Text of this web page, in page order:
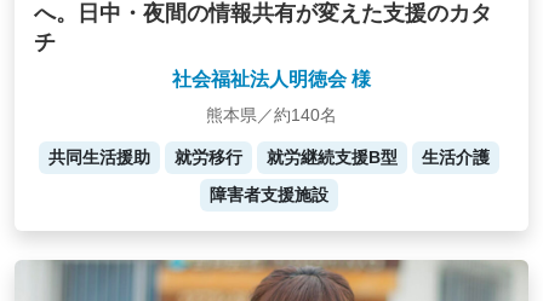
へ。日中・夜間の情報共有が変えた支援のカタ
チ
社会福祉法人明徳会 様
熊本県／約140名
共同生活援助 就労移行 就労継続支援B型
生活介護
障害者支援施設